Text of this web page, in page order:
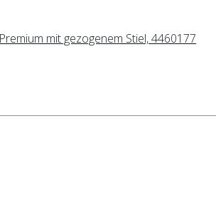
mit gezogenem Stiel, 4460177